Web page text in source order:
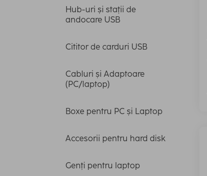
Hub-uri și stații de
andocare USB
Cititor de carduri USB
Cabluri și Adaptoare
(PC/laptop)
Boxe pentru PC și Laptop
Accesorii pentru hard disk
Genți pentru laptop